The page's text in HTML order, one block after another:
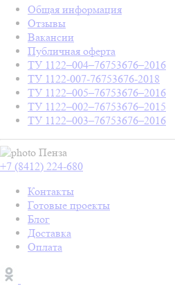
Общая информация
Отзывы
Вакансии
Публичная оферта
ТУ 1122–004–76753676–2016
ТУ 1122-007-76753676-2018
ТУ 1122–005–76753676–2016
ТУ 1122–002–76753676–2015
ТУ 1122–003–76753676–2016
Пенза
+7 (8412) 224-680
Контакты
Готовые проекты
Блог
Доставка
Оплата